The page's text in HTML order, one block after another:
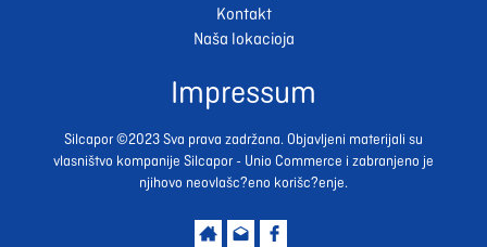
Kontakt
Naša lokacioja
Impressum
Silcapor ©2023 Sva prava zadržana. Objavljeni materijali su
vlasništvo kompanije Silcapor - Unio Commerce i zabranjeno je
njihovo neovlašc?eno korišc?enje.